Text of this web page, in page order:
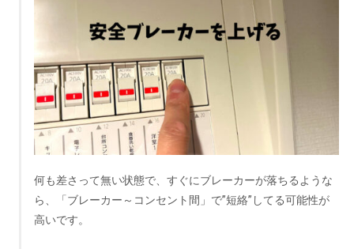
何も差さって無い状態で、すぐにブレーカーが落ちるような
ら、「ブレーカー～コンセント間」で”短絡”してる可能性が
高いです。